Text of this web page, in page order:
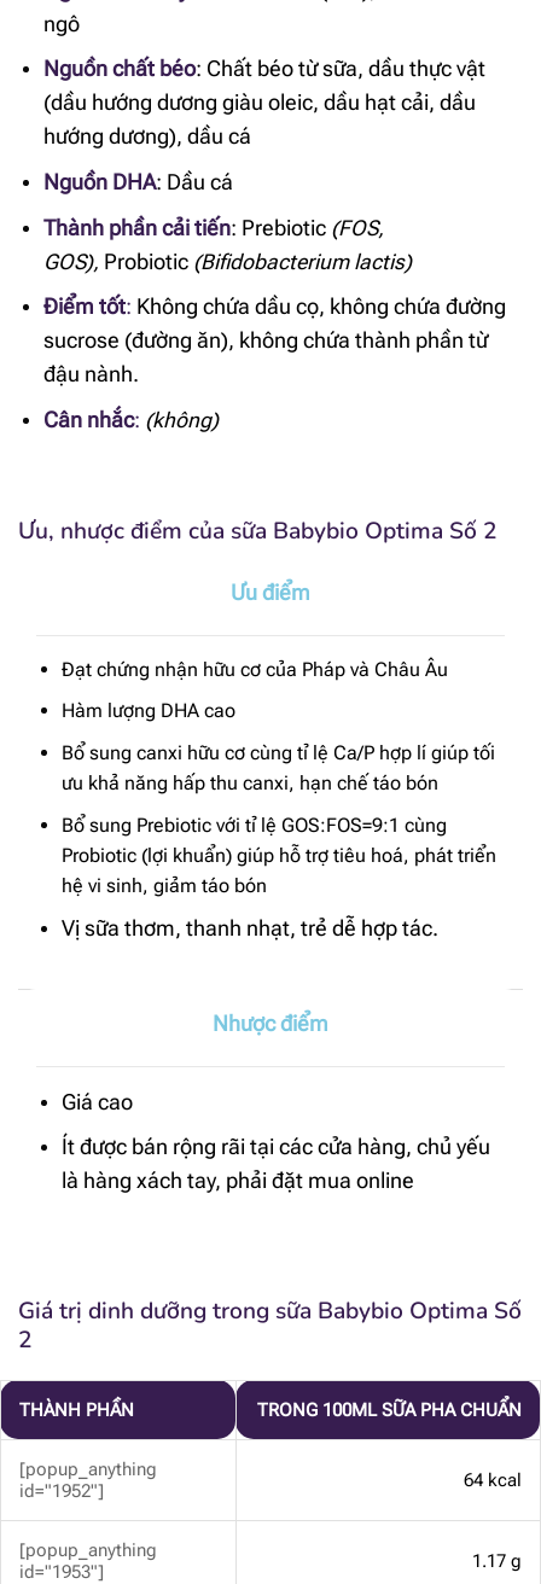
ngô
Nguồn chất béo: Chất béo từ sữa, dầu thực vật
(dầu hướng dương giàu oleic, dầu hạt cải, dầu
hướng dương), dầu cá
Nguồn DHA: Dầu cá
Thành phần cải tiến: Prebiotic (FOS,
GOS), Probiotic (Bifidobacterium lactis)
Điểm tốt: Không chứa dầu cọ, không chứa đường
sucrose (đường ăn), không chứa thành phần từ
đậu nành.
Cân nhắc: (không)
Ưu, nhược điểm của sữa Babybio Optima Số 2
Ưu điểm
Đạt chứng nhận hữu cơ của Pháp và Châu Âu
Hàm lượng DHA cao
Bổ sung canxi hữu cơ cùng tỉ lệ Ca/P hợp lí giúp tối
ưu khả năng hấp thu canxi, hạn chế táo bón
Bổ sung Prebiotic với tỉ lệ GOS:FOS=9:1 cùng
Probiotic (lợi khuẩn) giúp hỗ trợ tiêu hoá, phát triển
hệ vi sinh, giảm táo bón
Vị sữa thơm, thanh nhạt, trẻ dễ hợp tác.
Nhược điểm
Giá cao
Ít được bán rộng rãi tại các cửa hàng, chủ yếu
là hàng xách tay, phải đặt mua online
Giá trị dinh dưỡng trong sữa Babybio Optima Số
2
THÀNH PHẦN TRONG 100ML SỮA PHA CHUẨN
[popup_anything
id="1952"]
64 kcal
[popup_anything
id="1953"]
1.17 g